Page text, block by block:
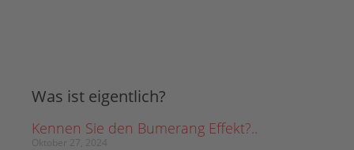
Was ist eigentlich?
Kennen Sie den Bumerang Effekt?..
Oktober 27, 2024